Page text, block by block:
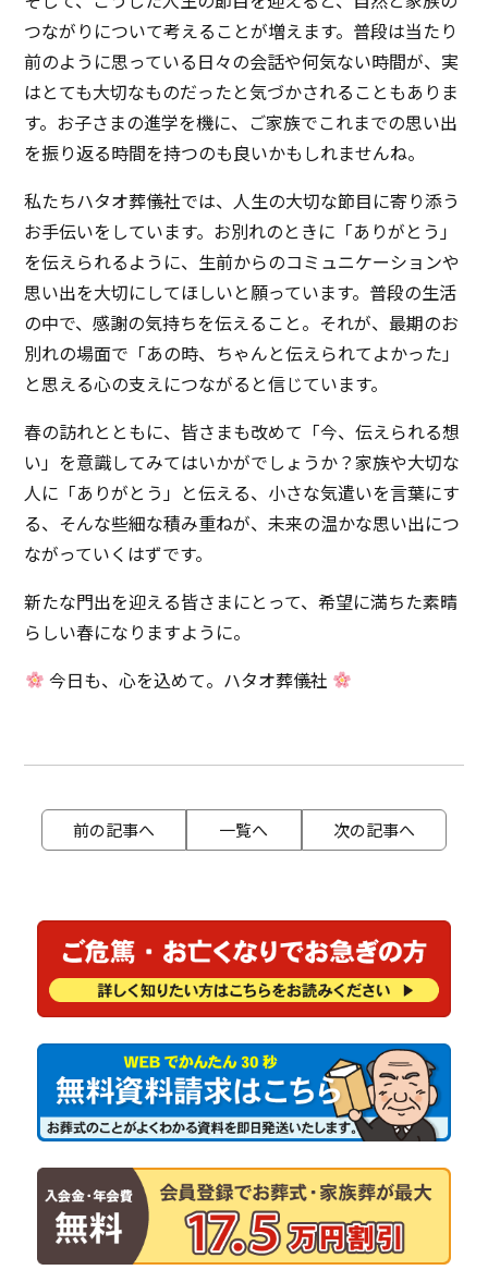
つながりについて考えることが増えます。普段は当たり
前のように思っている日々の会話や何気ない時間が、実
はとても大切なものだったと気づかされることもありま
す。お子さまの進学を機に、ご家族でこれまでの思い出
を振り返る時間を持つのも良いかもしれませんね。
私たちハタオ葬儀社では、人生の大切な節目に寄り添う
お手伝いをしています。お別れのときに「ありがとう」
を伝えられるように、生前からのコミュニケーションや
思い出を大切にしてほしいと願っています。普段の生活
の中で、感謝の気持ちを伝えること。それが、最期のお
別れの場面で「あの時、ちゃんと伝えられてよかった」
と思える心の支えにつながると信じています。
春の訪れとともに、皆さまも改めて「今、伝えられる想
い」を意識してみてはいかがでしょうか？家族や大切な
人に「ありがとう」と伝える、小さな気遣いを言葉にす
る、そんな些細な積み重ねが、未来の温かな思い出につ
ながっていくはずです。
新たな門出を迎える皆さまにとって、希望に満ちた素晴
らしい春になりますように。
今日も、心を込めて。ハタオ葬儀社
前の記事へ 一覧へ 次の記事へ